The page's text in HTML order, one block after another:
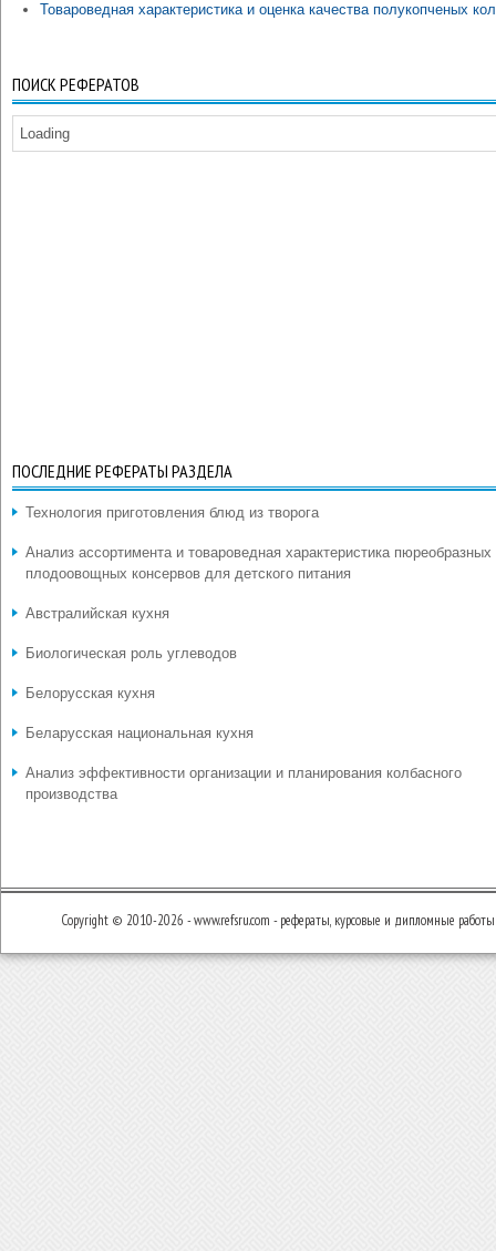
Товароведная характеристика и оценка качества полукопченых
ПОИСК РЕФЕРАТОВ
Loading
ПОСЛЕДНИЕ РЕФЕРАТЫ РАЗДЕЛА
Технология приготовления блюд из творога
Анализ ассортимента и товароведная характеристика пюреобразных
плодоовощных консервов для детского питания
Австралийская кухня
Биологическая роль углеводов
Белорусская кухня
Беларусская национальная кухня
Анализ эффективности организации и планирования колбасного
производства
Copyright © 2010-2026 - www.refsru.com - рефераты, курсовые и дипломные работы